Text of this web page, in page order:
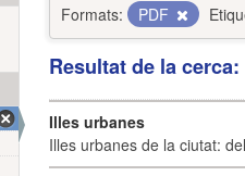
Formats:
PDF
Resultat de la
Illes urbanes
Illes urbanes de la ciutat: